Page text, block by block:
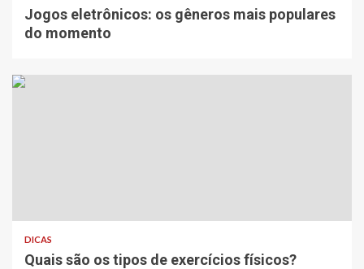
Jogos eletrônicos: os gêneros mais populares
do momento
DICAS
Quais são os tipos de exercícios físicos?